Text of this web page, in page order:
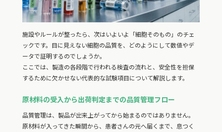
施設やルールが整ったら、次はいよいよ「細胞そのもの」のチェ
ックです。目に見えない細胞の品質を、どのようにして数値やデ
ータで証明するのでしょうか。
ここでは、製造の各段階で行われる検査の流れと、安全性を担保
するために欠かせない代表的な試験項目について解説します。
原材料の受入から出荷判定までの品質管理フロー
品質管理は、製品が出来上がってから始まるのではありません。
原材料が入ってきた瞬間から、患者さんの元へ届くまで、息つく